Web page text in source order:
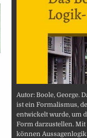
Autor: Boole, George.
ist ein Formalismus,
entwickelt wurde, um
Form darzustellen.
können